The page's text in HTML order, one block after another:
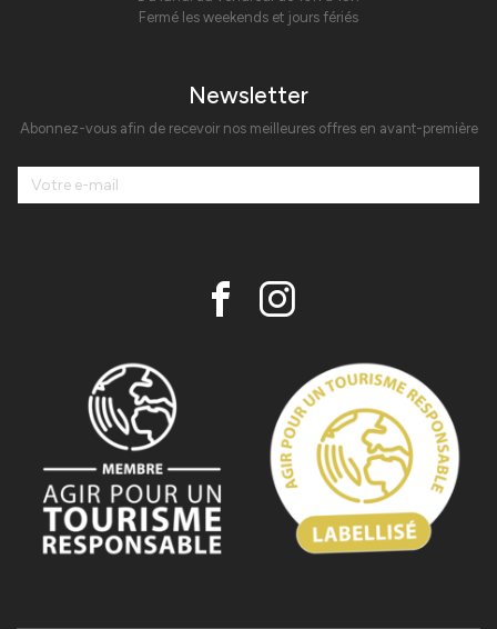
Fermé les weekends et jours fériés
Newsletter
Abonnez-vous afin de recevoir nos meilleures offres en avant-première